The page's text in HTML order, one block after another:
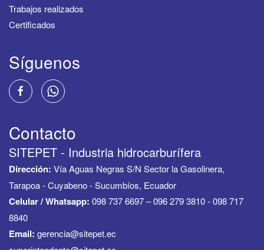
Trabajos realizados
Certificados
Síguenos
Contacto
SITEPET - Industria hidrocarburífera
Dirección: Vía Aguas Negras S/N Sector la Gasolinera,
Tarapoa - Cuyabeno - Sucumbíos, Ecuador
Celular / Whatsapp: 098 737 6697 – 096 279 3810 - 098 717
8840
Email: gerencia@sitepet.ec